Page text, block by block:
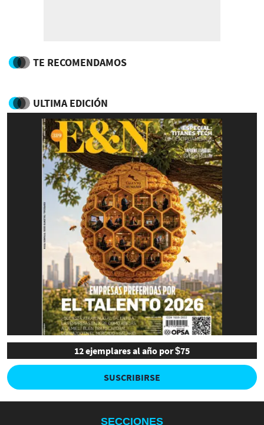
TE RECOMENDAMOS
ULTIMA EDICIÓN
12 ejemplares al año por $75
SUSCRIBIRSE
SECCIONES